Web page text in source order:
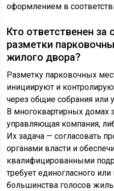
оформлением в
Кто ответственен за
разметки
жилого двора?
Разметку парковочных
инициируют и
через общие собрания или
В многоквартирных домах
управляющая компания,
Их задача — согласовать
органами власти и
квалифицированными
требует единогласного
большинства голосов